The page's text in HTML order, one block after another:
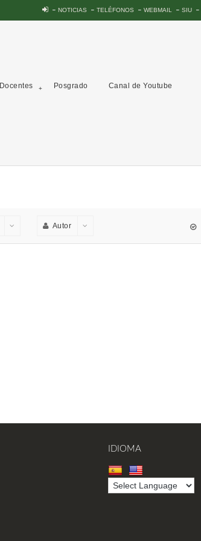
NOTICIAS TELÉFONOS WEBMAIL SIU
Docentes Posgrado Canal de Youtube
Autor
IDIOMA